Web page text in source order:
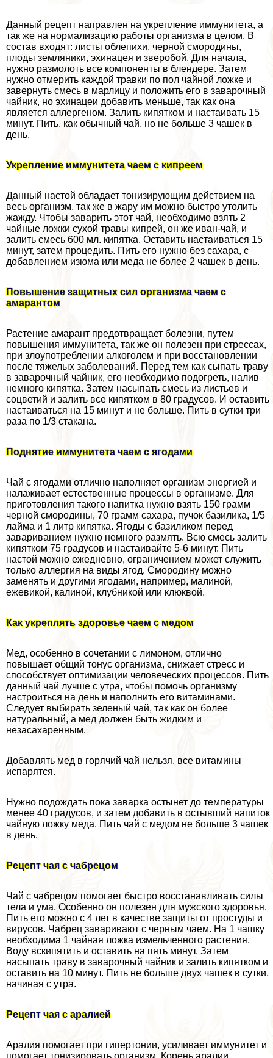
Данный рецепт направлен на укрепление иммунитета, а
так же на нормализацию работы организма в целом. В
состав входят: листы облепихи, черной смородины,
плоды земляники, эхинацея и зверобой. Для начала,
нужно размолоть все компоненты в блендере. Затем
нужно отмерить каждой травки по пол чайной ложке и
завернуть смесь в марлицу и положить его в заварочный
чайник, но эхинацеи добавить меньше, так как она
является аллергеном. Залить кипятком и настаивать 15
минут. Пить, как обычный чай, но не больше 3 чашек в
день.
Укрепление иммунитета чаем с кипреем
Данный настой обладает тонизирующим действием на
весь организм, так же в жару им можно быстро утолить
жажду. Чтобы заварить этот чай, необходимо взять 2
чайные ложки сухой травы кипрей, он же иван-чай, и
залить смесь 600 мл. кипятка. Оставить настаиваться 15
минут, затем процедить. Пить его нужно без сахара, с
добавлением изюма или меда не более 2 чашек в день.
Повышение защитных сил организма чаем с
амарантом
Растение амарант предотвращает болезни, путем
повышения иммунитета, так же он полезен при стрессах,
при злоупотрeблении алкоголем и при восстановлении
после тяжелых заболеваний. Перед тем как сыпать траву
в заварочный чайник, его необходимо подогреть, налив
немного кипятка. Затем насыпать смесь из листьев и
соцветий и залить все кипятком в 80 градусов. И оставить
настаиваться на 15 минут и не больше. Пить в сутки три
раза по 1/3 стакана.
Поднятие иммунитета чаем с ягодами
Чай с ягодами отлично наполняет организм энергией и
налаживает естественные процессы в организме. Для
приготовления такого напитка нужно взять 150 грамм
черной смородины, 70 грамм сахара, пучок базилика, 1/5
лайма и 1 литр кипятка. Ягоды с базиликом перед
завариванием нужно немного размять. Всю смесь залить
кипятком 75 градусов и настаивайте 5-6 минут. Пить
настой можно ежедневно, ограничением может служить
только аллергия на виды ягод. Смородину можно
заменять и другими ягодами, например, малиной,
ежевикой, калиной, клубникой или клюквой.
Как укреплять здоровье чаем с медом
Мед, особенно в сочетании с лимоном, отлично
повышает общий тонус организма, снижает стресс и
способствует оптимизации человеческих процессов. Пить
данный чай лучше с утра, чтобы помочь организму
настроиться на день и наполнить его витаминами.
Следует выбирать зеленый чай, так как он более
натуральный, а мед должен быть жидким и
незасахаренным.
Добавлять мед в горячий чай нельзя, все витамины
испарятся.
Нужно подождать пока заварка остынет до температуры
менее 40 градусов, и затем добавить в остывший напиток
чайную ложку меда. Пить чай с медом не больше 3 чашек
в день.
Рецепт чая с чабрецом
Чай с чабрецом помогает быстро восстанавливать силы
тела и ума. Особенно он полезен для мужского здоровья.
Пить его можно с 4 лет в качестве защиты от простуды и
вирусов. Чабрец заваривают с черным чаем. На 1 чашку
необходима 1 чайная ложка измельченного растения.
Воду вскипятить и оставить на пять минут. Затем
насыпать траву в заварочный чайник и залить кипятком и
оставить на 10 минут. Пить не больше двух чашек в сутки,
начиная с утра.
Рецепт чая с аралией
Аралия помогает при гипертонии, усиливает иммунитет и
помогает тонизировать организм. Корень аралии